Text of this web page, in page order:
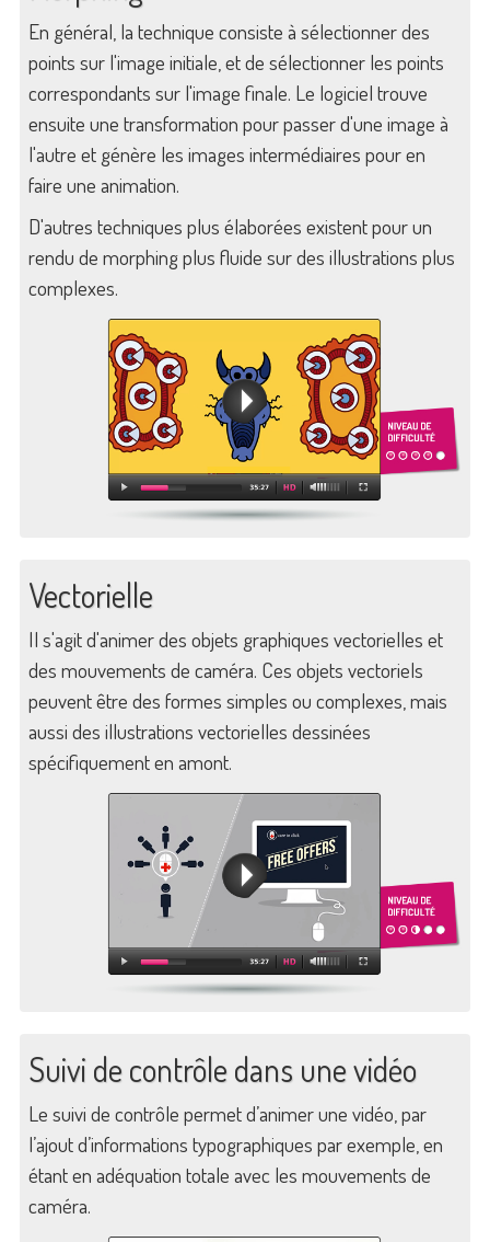
En général, la technique consiste à sélectionner des
points sur l'image initiale, et de sélectionner les points
correspondants sur l'image finale. Le logiciel trouve
ensuite une transformation pour passer d'une image à
l'autre et génère les images intermédiaires pour en
faire une animation.
D'autres techniques plus élaborées existent pour un
rendu de morphing plus fluide sur des illustrations plus
complexes.
Vectorielle
Il s'agit d'animer des objets graphiques vectorielles et
des mouvements de caméra. Ces objets vectoriels
peuvent être des formes simples ou complexes, mais
aussi des illustrations vectorielles dessinées
spécifiquement en amont.
Suivi de contrôle dans une vidéo
Le suivi de contrôle permet d’animer une vidéo, par
l’ajout d’informations typographiques par exemple, en
étant en adéquation totale avec les mouvements de
caméra.